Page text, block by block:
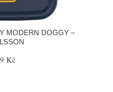
MODERN DOGGY –
Kč